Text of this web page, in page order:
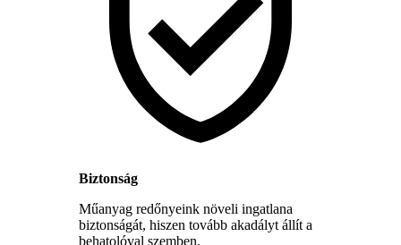
Biztonság
Műanyag redőnyeink növeli ingatlana
biztonságát, hiszen tovább akadályt állít a
behatolóval szemben.